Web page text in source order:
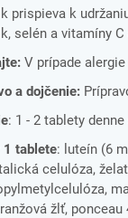
prispieva k
selén a vitamíny
V prípade
a dojčenie:
: 1 - 2 tablety
1 tablete: luteín (6
celulóza,
žlť, ponceau